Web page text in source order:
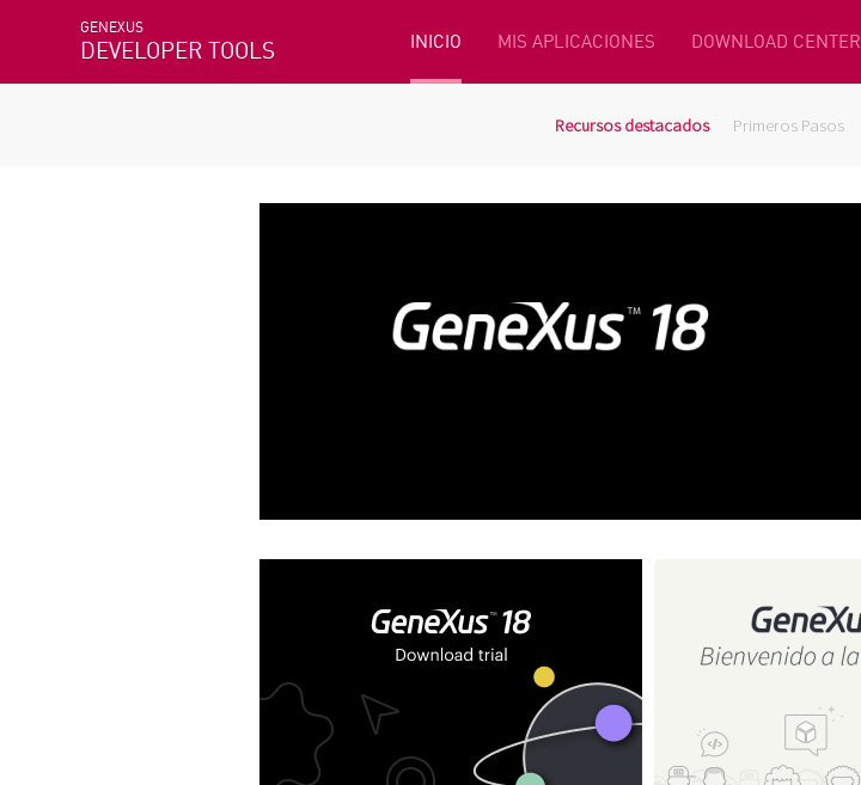
GENEXUS
DEVELOPER TOOLS INICIO MIS APLICACIONES DOWNLOAD CENTER
Recursos destacados Primeros Pasos